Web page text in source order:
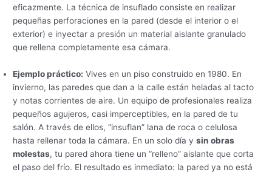
eficazmente. La técnica de insuflado consiste en realizar
pequeñas perforaciones en la pared (desde el interior o el
exterior) e inyectar a presión un material aislante granulado
que rellena completamente esa cámara.
Ejemplo práctico: Vives en un piso construido en 1980. En
invierno, las paredes que dan a la calle están heladas al tacto
y notas corrientes de aire. Un equipo de profesionales realiza
pequeños agujeros, casi imperceptibles, en la pared de tu
salón. A través de ellos, “insuflan” lana de roca o celulosa
hasta rellenar toda la cámara. En un solo día ysin obras
molestas, tu pared ahora tiene un “relleno” aislante que corta
el paso del frío. El resultado es inmediato: la pared ya no está